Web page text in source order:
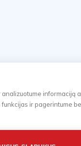
informaciją
ir pagerintume